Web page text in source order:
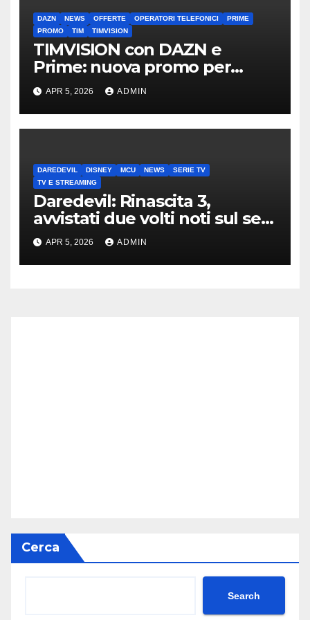
DAZN NEWS OFFERTE OPERATORI TELEFONICI
PRIME
PROMO
TIM TIMVISION
TIMVISION con DAZN e
Prime: nuova promo per
clienti TIM
APR 5, 2026 ADMIN
DAREDEVIL DISNEY MCU NEWS
SERIE TV
TV E STREAMING
Daredevil: Rinascita 3,
avvistati due volti noti sul set
di New York
APR 5, 2026 ADMIN
Cerca
Search